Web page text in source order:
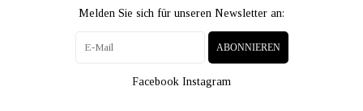
Melden Sie sich für unseren Newsletter an:
ABONNIEREN
Facebook Instagram